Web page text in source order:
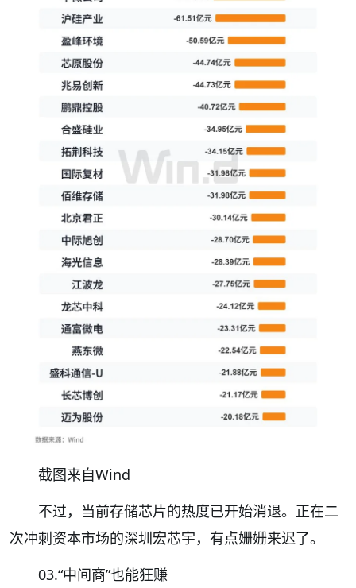
截图来自Wind
不过，当前存储芯片的热度已开始消退。正在二
次冲刺资本市场的深圳宏芯宇，有点姗姗来迟了。
03.“中间商”也能狂赚